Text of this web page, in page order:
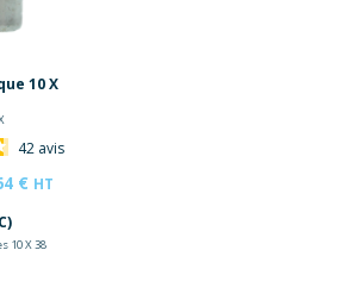
10 X
42 avis
€ HT
10 X 38